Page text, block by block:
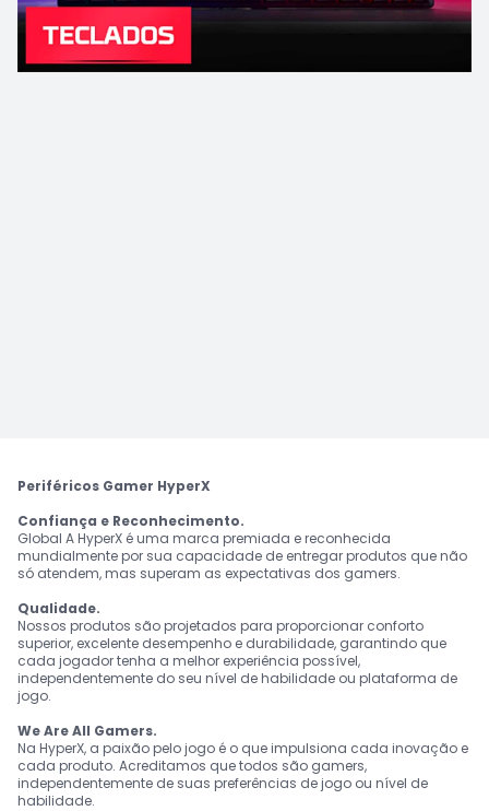
Periféricos Gamer HyperX
Confiança e Reconhecimento.
Global A HyperX é uma marca premiada e reconhecida
mundialmente por sua capacidade de entregar produtos que não
só atendem, mas superam as expectativas dos gamers.
Qualidade.
Nossos produtos são projetados para proporcionar conforto
superior, excelente desempenho e durabilidade, garantindo que
cada jogador tenha a melhor experiência possível,
independentemente do seu nível de habilidade ou plataforma de
jogo.
We Are All Gamers.
Na HyperX, a paixão pelo jogo é o que impulsiona cada inovação e
cada produto. Acreditamos que todos são gamers,
independentemente de suas preferências de jogo ou nível de
habilidade.